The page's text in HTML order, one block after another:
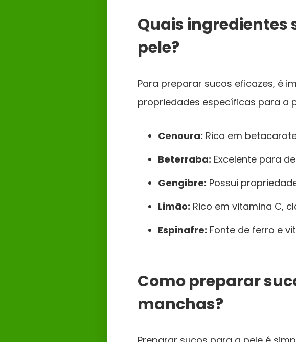
Quais ingredientes
pele?
Para preparar sucos eficazes, é
propriedades específicas para a
Cenoura: Rica em
Beterraba: Excelente para
Gengibre: Possui
Limão: Rico em vitamina C,
Espinafre: Fonte de ferro e
Como preparar
manchas?